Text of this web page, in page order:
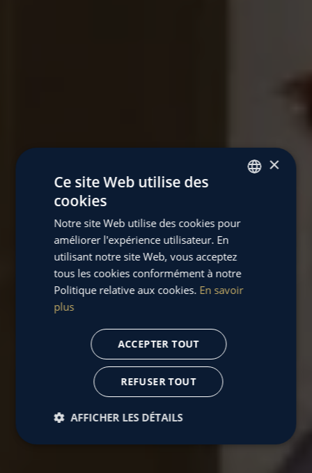
ENGLISH
×
Ce site Web utilise des
cookies
Notre site Web utilise des cookies pour
améliorer l'expérience utilisateur. En
utilisant notre site Web, vous acceptez
tous les cookies conformément à notre
Politique relative aux cookies. En savoir
plus
ACCEPTER TOUT
REFUSER TOUT
AFFICHER LES DÉTAILS